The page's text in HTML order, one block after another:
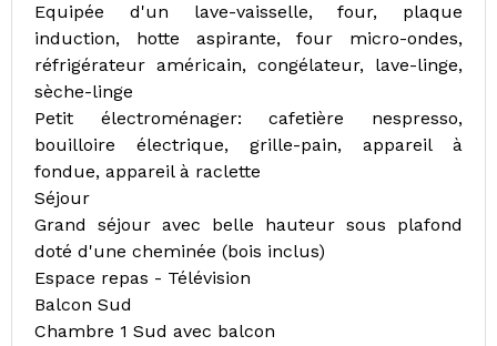
Equipée d'un lave-vaisselle, four, plaque
induction, hotte aspirante, four micro-ondes,
réfrigérateur américain, congélateur, lave-linge,
sèche-linge
Petit électroménager: cafetière nespresso,
bouilloire électrique, grille-pain, appareil à
fondue, appareil à raclette
Séjour
Grand séjour avec belle hauteur sous plafond
doté d'une cheminée (bois inclus)
Espace repas - Télévision
Balcon Sud
Chambre 1 Sud avec balcon